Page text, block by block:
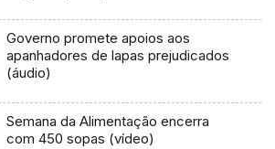
Governo promete apoios aos
apanhadores de lapas prejudicados
(áudio)
Semana da Alimentação encerra
com 450 sopas (vídeo)